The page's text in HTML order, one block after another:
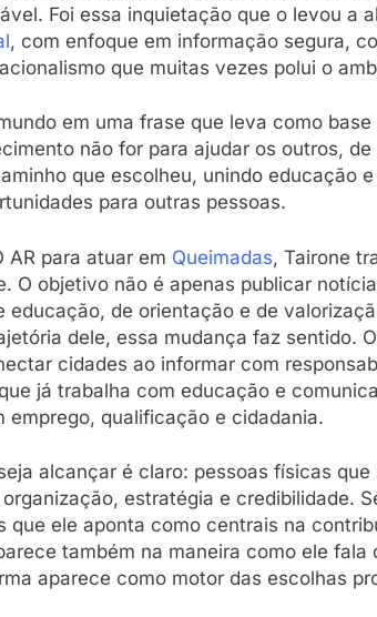
Foi essa inquietação que o levou a
, com enfoque em informação segura,
que muitas vezes polui o
em uma frase que leva como
não for para ajudar os outros, de
que escolheu, unindo educação
para outras pessoas.
AR para atuar em Queimadas, Tairone
O objetivo não é apenas publicar
de orientação e de
dele, essa mudança faz sentido. O
cidades ao informar com
já trabalha com educação e
qualificação e cidadania.
alcançar é claro: pessoas físicas
estratégia e credibilidade.
que ele aponta como centrais na
também na maneira como ele fala
aparece como motor das escolhas